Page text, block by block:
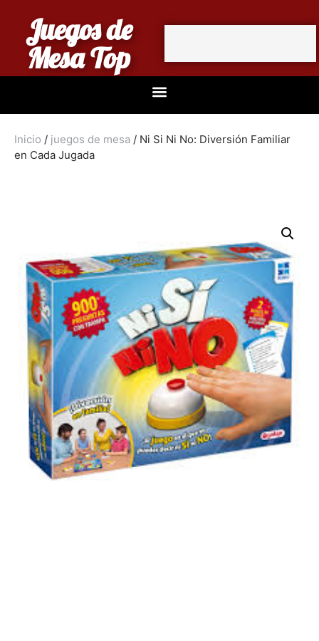
Juegos de
Mesa Top
Inicio / juegos de mesa / Ni Si Ni No: Diversión Familiar
en Cada Jugada